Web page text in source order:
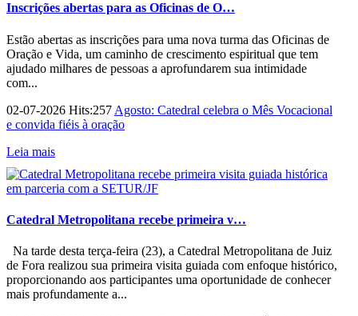
Inscrições abertas para as Oficinas de O…
Estão abertas as inscrições para uma nova turma das Oficinas de
Oração e Vida, um caminho de crescimento espiritual que tem
ajudado milhares de pessoas a aprofundarem sua intimidade
com...
02-07-2026 Hits:257 Agosto: Catedral celebra o Mês Vocacional
e convida fiéis à oração
Leia mais
Catedral Metropolitana recebe primeira v…
Na tarde desta terça-feira (23), a Catedral Metropolitana de Juiz
de Fora realizou sua primeira visita guiada com enfoque histórico,
proporcionando aos participantes uma oportunidade de conhecer
mais profundamente a...